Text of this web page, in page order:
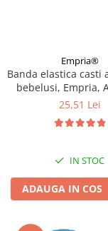
Empria®
Banda elastica casti
bebelusi, Empria,
25,51 Lei
IN STOC
ADAUGA IN COS